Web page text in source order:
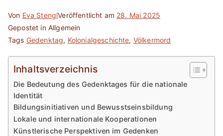
Von Eva StenglVeröffentlicht am 28. Mai 2025
Gepostet in Allgemein
Tags Gedenktag, Kolonialgeschichte, Völkermord
Inhaltsverzeichnis
Die Bedeutung des Gedenktages für die nationale
Identität
Bildungsinitiativen und Bewusstseinsbildung
Lokale und internationale Kooperationen
Künstlerische Perspektiven im Gedenken